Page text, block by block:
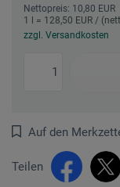
Nettopreis: 10,80 EUR
1 l = 128,50 EUR /
zzgl. Versandkosten
Auf den
Teilen